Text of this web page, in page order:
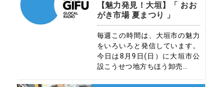
【魅力発見！大垣】「 おお
がき市場 夏まつり 」
毎週この時間は、大垣市の魅力
をいろいろと発信しています。
今日は8月9日(日）に大垣市公
設こうせつ地方ちほう卸売...